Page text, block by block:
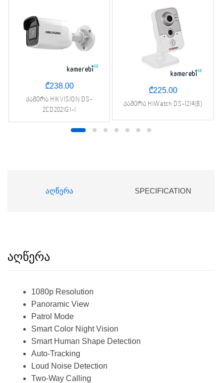
₾238.00
კამერა HIKVISION DS-
2CD2021G1-I
₾225.00
კამერა HiWatch DS-I214(B)
ᲐᲦᲬᲔᲠᲐ SPECIFICATION
აღწერა
1080p Resolution
Panoramic View
Patrol Mode
Smart Color Night Vision
Smart Human Shape Detection
Auto-Tracking
Loud Noise Detection
Two-Way Calling